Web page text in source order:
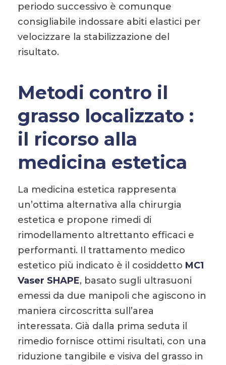
periodo successivo è comunque
consigliabile indossare abiti elastici per
velocizzare la stabilizzazione del
risultato.
Metodi contro il
grasso localizzato :
il ricorso alla
medicina estetica
La medicina estetica rappresenta
un’ottima alternativa alla chirurgia
estetica e propone rimedi di
rimodellamento altrettanto efficaci e
performanti. Il trattamento medico
estetico più indicato è il cosiddetto MC1
Vaser SHAPE, basato sugli ultrasuoni
emessi da due manipoli che agiscono in
maniera circoscritta sull’area
interessata. Già dalla prima seduta il
rimedio fornisce ottimi risultati, con una
riduzione tangibile e visiva del grasso in